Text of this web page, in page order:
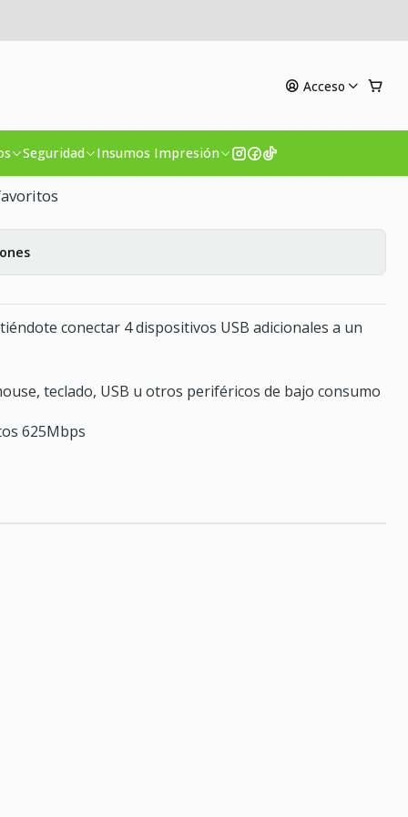
Acceso
Seguridad Insumos Impresión
A-809
4 Puertos A-809
Agregar al Carro
conectar 4 dispositivos USB adicionales a un
teclado, USB u otros periféricos de bajo consumo
625Mbps